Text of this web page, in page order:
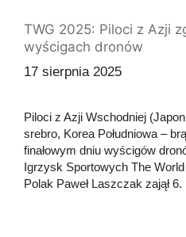
TWG 2025: Piloci z Azji
wyścigach dronów
17 sierpnia 2025
Piloci z Azji Wschodniej
srebro, Korea Południowa –
finałowym dniu wyścigów
Igrzysk Sportowych The
Polak Paweł Laszczak zajął